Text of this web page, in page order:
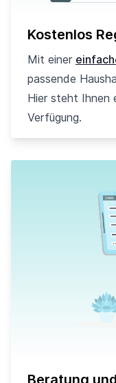
Kostenlos
Mit einer
passende
Hier steht Ihnen
Verfügung.
Beratung